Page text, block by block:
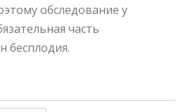
обследование у
часть
бесплодия.